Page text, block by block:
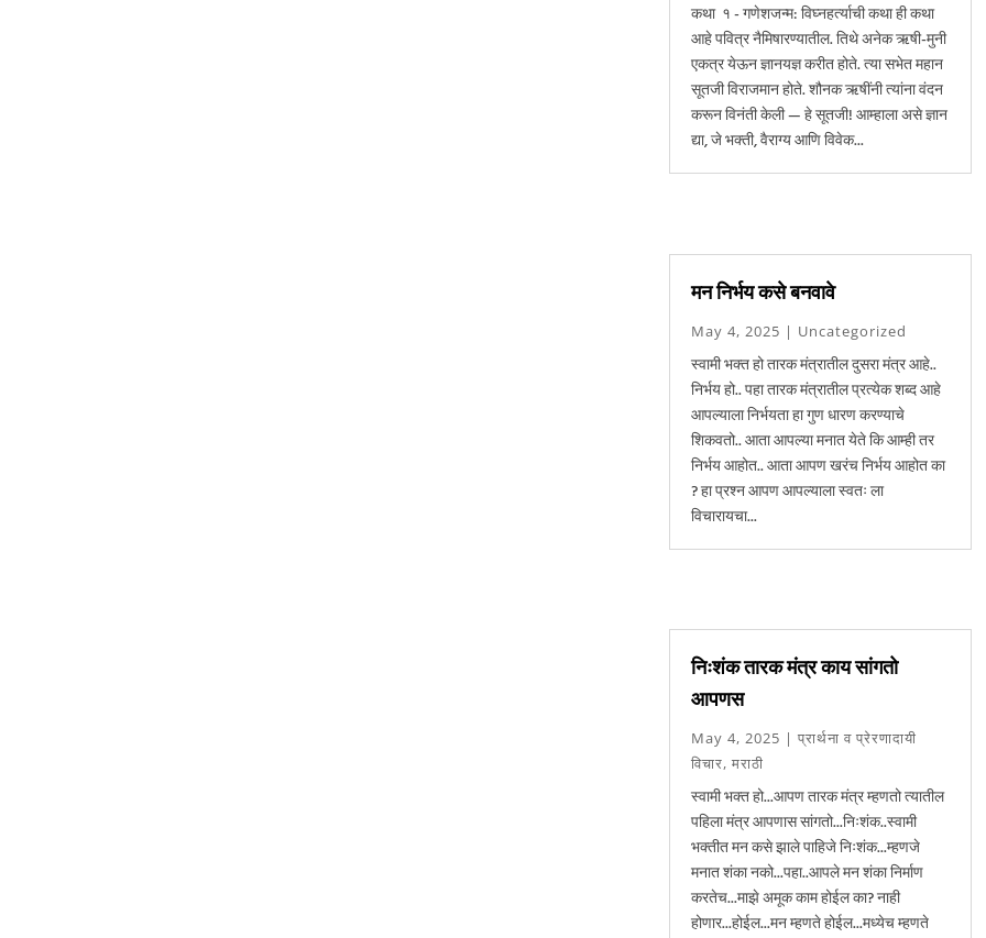
कथा १ - गणेशजन्म: विघ्नहर्त्याची कथा ही कथा
आहे पवित्र नैमिषारण्यातील. तिथे अनेक ऋषी-मुनी
एकत्र येऊन ज्ञानयज्ञ करीत होते. त्या सभेत महान
सूतजी विराजमान होते. शौनक ऋषींनी त्यांना वंदन
करून विनंती केली — हे सूतजी! आम्हाला असे ज्ञान
द्या, जे भक्ती, वैराग्य आणि विवेक...
मन निर्भय कसे बनवावे
May 4, 2025 | Uncategorized
स्वामी भक्त हो तारक मंत्रातील दुसरा मंत्र आहे..
निर्भय हो.. पहा तारक मंत्रातील प्रत्येक शब्द आहे
आपल्याला निर्भयता हा गुण धारण करण्याचे
शिकवतो.. आता आपल्या मनात येते कि आम्ही तर
निर्भय आहोत.. आता आपण खरंच निर्भय आहोत का
? हा प्रश्न आपण आपल्याला स्वतः ला
विचारायचा...
निःशंक तारक मंत्र काय सांगतो
आपणस
May 4, 2025 | प्रार्थना व प्रेरणादायी
विचार, मराठी
स्वामी भक्त हो...आपण तारक मंत्र म्हणतो त्यातील
पहिला मंत्र आपणास सांगतो...निःशंक..स्वामी
भक्तीत मन कसे झाले पाहिजे निःशंक...म्हणजे
मनात शंका नको...पहा..आपले मन शंका निर्माण
करतेच...माझे अमूक काम होईल का? नाही
होणार...होईल...मन म्हणते होईल...मध्येच म्हणते